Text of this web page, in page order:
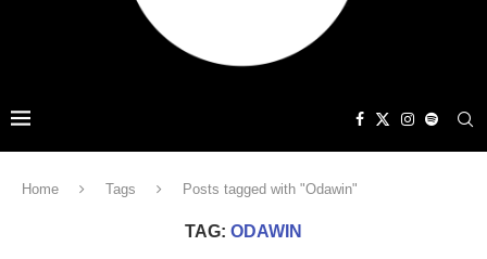
Home Tags Posts tagged with "Odawin"
TAG: ODAWIN